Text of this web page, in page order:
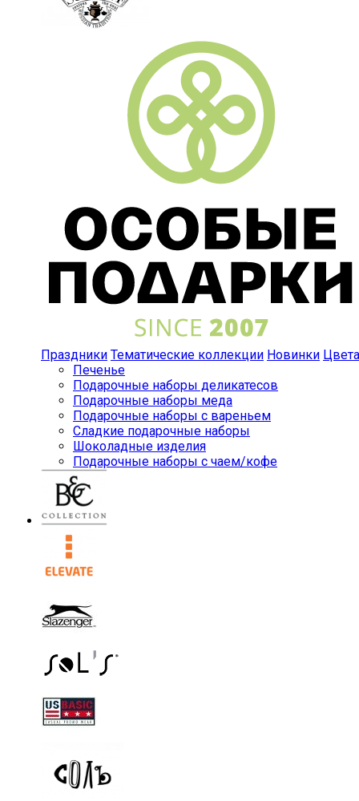
Праздники Тематические коллекции Новинки Цвета
Печенье
Подарочные наборы деликатесов
Подарочные наборы меда
Подарочные наборы с вареньем
Сладкие подарочные наборы
Шоколадные изделия
Подарочные наборы с чаем/кофе